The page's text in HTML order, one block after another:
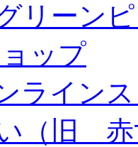
リーン
ップ
ライン
（旧 赤